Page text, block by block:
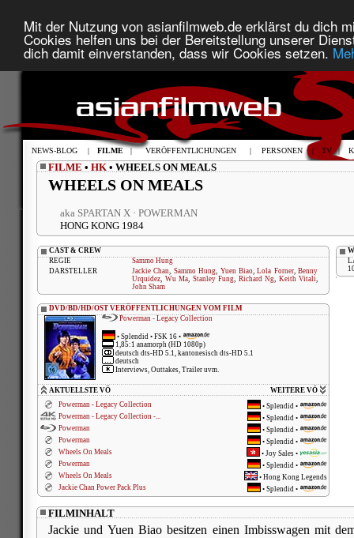
Mit der Nutzung von asianfilmweb.de erklärst du dich
Cookies helfen uns bei der Bereitstellung unserer
dich damit einverstanden, dass wir Cookies setzen.
NEWS-BLOG | FILME | VERÖFFENTLICHUNGEN | PERSONEN | TV |
FILME • HK • WHEELS ON MEALS
WHEELS ON MEALS
aka SPARTAN X · POWERMAN
HONG KONG 1984
CAST & CREW
REGIE
Sammo Hung
DARSTELLER
Jackie Chan, Sammo Hung, Yuen Biao,Lola Forner, Benny
Urquidez, Wu Ma, Stanley Fung, Richard Ng, Keith Vitali,
John Sham
DVD/BD/HD/OST VERÖFFENTLICHUNGEN VOM FILM
Powerman - Legacy Collection
• Splendid • FSK 16 •
1,85:1 anamorph (HD 1080p)
deutsch dts-HD 5.1, kantonesisch dts-HD 5.1
deutsch
Interviews, Outtakes, Trailer uvm.
WEITERE VÖ
AKTUELLSTE VÖ
Powerman - Legacy Collection
• Splendid •
Powerman - Legacy Collection -...
• Splendid •
Powerman
• Splendid •
Powerman
• Splendid •
Wheels On Meals
• Joy Sales •
Powerman
• Splendid •
Wheels On Meals
• Hong Kong Legends
Jackie Chan Power Pack Plus
• Splendid •
FILMINHALT
Jackie und Yuen Biao besitzen einen Imbisswagen mit